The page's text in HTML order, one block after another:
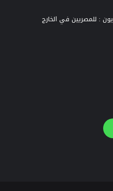
: للمصريين في الخارج
واتساب